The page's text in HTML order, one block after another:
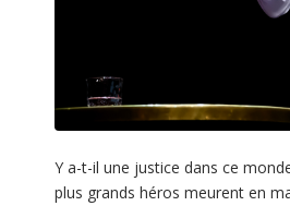
Y a-t-il une justice dans ce
plus grands héros meurent en